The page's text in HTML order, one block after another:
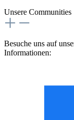
Unsere Communities
Besuche uns auf
Informationen: